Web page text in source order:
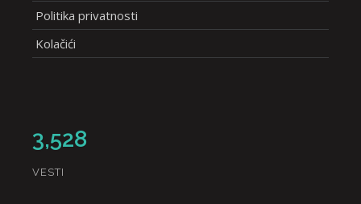
Politika privatnosti
Kolačići
3,528
VESTI